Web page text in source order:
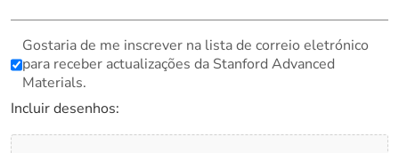
Gostaria de me inscrever na lista de correio eletrónico
para receber actualizações da Stanford Advanced
Materials.
Incluir desenhos: